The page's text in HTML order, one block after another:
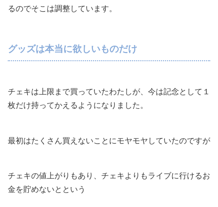
るのでそこは調整しています。
グッズは本当に欲しいものだけ
チェキは上限まで買っていたわたしが、今は記念として１
枚だけ持ってかえるようになりました。
最初はたくさん買えないことにモヤモヤしていたのですが
チェキの値上がりもあり、チェキよりもライブに行けるお
金を貯めないとという